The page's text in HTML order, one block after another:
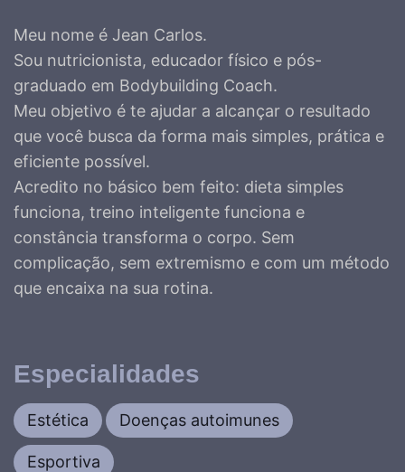
Meu nome é Jean Carlos.
Sou nutricionista, educador físico e pós-
graduado em Bodybuilding Coach.
Meu objetivo é te ajudar a alcançar o resultado
que você busca da forma mais simples, prática e
eficiente possível.
Acredito no básico bem feito: dieta simples
funciona, treino inteligente funciona e
constância transforma o corpo. Sem
complicação, sem extremismo e com um método
que encaixa na sua rotina.
Especialidades
Estética Doenças autoimunes
Esportiva